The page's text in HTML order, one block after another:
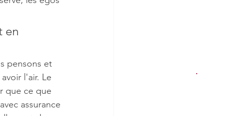
en
pensons et
l'air. Le
que ce que
assurance